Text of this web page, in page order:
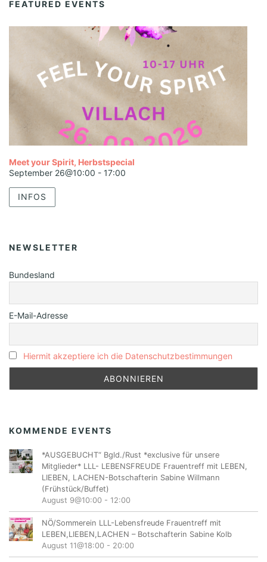
FEATURED EVENTS
Meet your Spirit, Herbstspecial
September 26@10:00 - 17:00
INFOS
NEWSLETTER
Bundesland
E-Mail-Adresse
Hiermit akzeptiere ich die Datenschutzbestimmungen
KOMMENDE EVENTS
*AUSGEBUCHT“ Bgld./Rust *exclusive für unsere
Mitglieder* LLL- LEBENSFREUDE Frauentreff mit LEBEN,
LIEBEN, LACHEN-Botschafterin Sabine Willmann
(Frühstück/Buffet)
August 9@10:00 - 12:00
NÖ/Sommerein LLL-Lebensfreude Frauentreff mit
LEBEN,LIEBEN,LACHEN – Botschafterin Sabine Kolb
August 11@18:00 - 20:00